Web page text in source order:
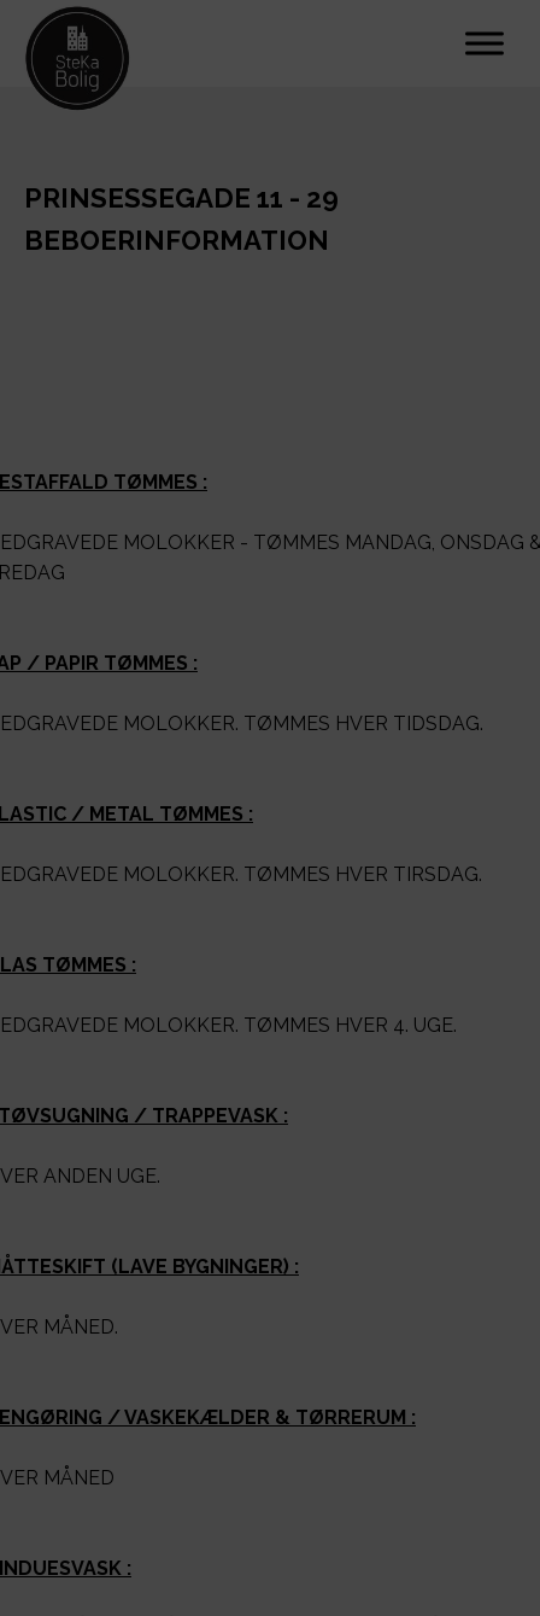
PRINSESSEGADE 11 - 29
BEBOERINFORMATION
TØMMES :
MOLOKKER - TØMMES MANDAG, ONSDAG
/ PAPIR TØMMES :
MOLOKKER. TØMMES HVER TIDSDAG.
/ METAL TØMMES :
MOLOKKER. TØMMES HVER TIRSDAG.
TØMMES :
MOLOKKER. TØMMES HVER 4. UGE.
/ TRAPPEVASK :
ANDEN UGE.
(LAVE BYGNINGER) :
MÅNED.
/ VASKEKÆLDER & TØRRERUM :
MÅNED
: